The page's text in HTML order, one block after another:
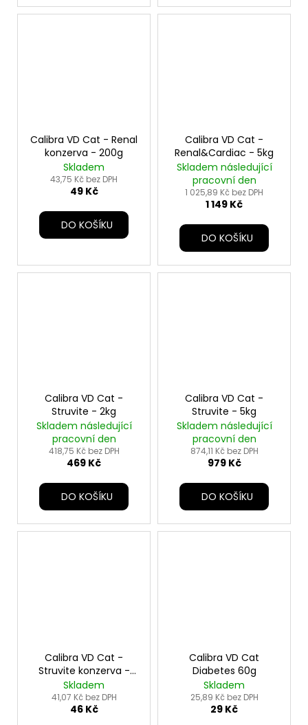
Calibra VD Cat - Renal
konzerva - 200g
Skladem
43,75 Kč bez DPH
49 Kč
DO KOŠÍKU
Calibra VD Cat -
Renal&Cardiac - 5kg
Skladem následující
pracovní den
1 025,89 Kč bez DPH
1 149 Kč
DO KOŠÍKU
Calibra VD Cat -
Struvite - 2kg
Skladem následující
pracovní den
418,75 Kč bez DPH
469 Kč
DO KOŠÍKU
Calibra VD Cat -
Struvite - 5kg
Skladem následující
pracovní den
874,11 Kč bez DPH
979 Kč
DO KOŠÍKU
Calibra VD Cat -
Struvite konzerva -
200g
Skladem
41,07 Kč bez DPH
46 Kč
Calibra VD Cat
Diabetes 60g
Skladem
25,89 Kč bez DPH
29 Kč